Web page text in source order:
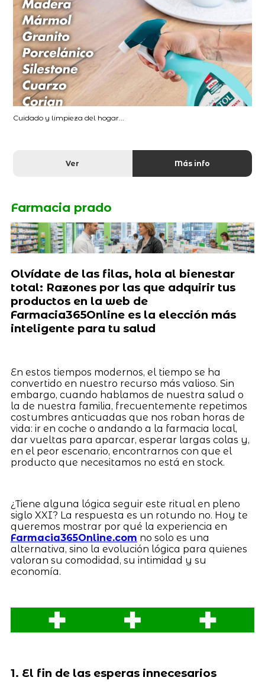
Cuidado y limpieza del hogar...
Ver Más info
Farmacia prado
Olvídate de las filas, hola al bienestar
total: Razones por las que adquirir tus
productos en la web de
Farmacia365Online es la elección más
inteligente para tu salud
En estos tiempos modernos, el tiempo se ha
convertido en nuestro recurso más valioso. Sin
embargo, cuando hablamos de nuestra salud o
la de nuestra familia, frecuentemente repetimos
costumbres anticuadas que nos roban horas de
vida: ir en coche o andando a la farmacia local,
dar vueltas para aparcar, esperar largas colas y,
en el peor escenario, encontrarnos con que el
producto que necesitamos no está en stock.
¿Tiene alguna lógica seguir este ritual en pleno
siglo XXI? La respuesta es un rotundo no. Hoy te
queremos mostrar por qué la experiencia en
Farmacia365Online.com no solo es una
alternativa, sino la evolución lógica para quienes
valoran su comodidad, su intimidad y su
economía.
1. El fin de las esperas innecesarios